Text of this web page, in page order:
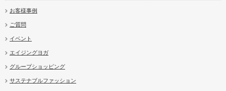
お客様事例
ご質問
イベント
エイジングヨガ
グループショッピング
サステナブルファッション